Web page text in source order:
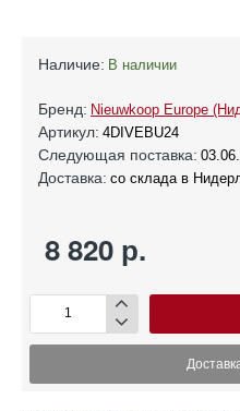
Наличие: В наличии
Бренд: Nieuwkoop Europe
Артикул: 4DIVEBU24
Следующая поставка:
Доставка: со склада в
8 820 р.